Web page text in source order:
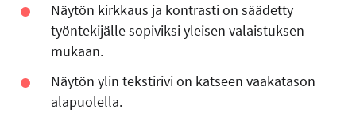
Näytön kirkkaus ja kontrasti on säädetty
työntekijälle sopiviksi yleisen valaistuksen
mukaan.
Näytön ylin tekstirivi on katseen vaakatason
alapuolella.